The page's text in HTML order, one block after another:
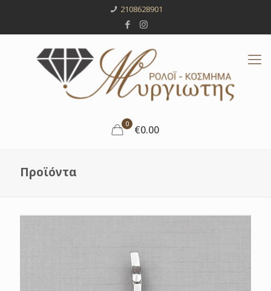
2108628901
0 €0.00
Προϊόντα